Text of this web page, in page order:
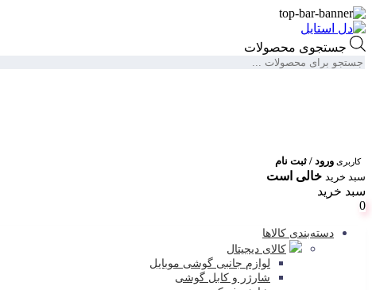
جستجوی محصولات
کاربری ورود / ثبت نام
سبد خرید خالی است
سبد خرید
0
دسته‌بندی کالاها
کالای دیجیتال
لوازم جانبی گوشی موبایل
شارژر و کابل گوشی